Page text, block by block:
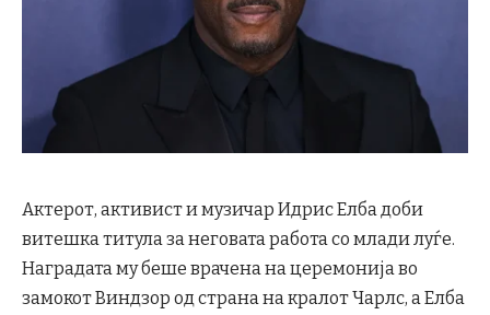
Актерот, активист и музичар Идрис Елба доби
витешка титула за неговата работа со млади луѓе.
Наградата му беше врачена на церемонија во
замокот Виндзор од страна на кралот Чарлс, а Елба